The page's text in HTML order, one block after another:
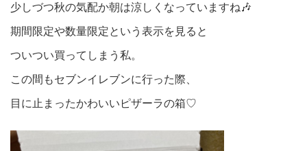
少しづつ秋の気配か朝は涼しくなっていますね🎶
期間限定や数量限定という表示を見ると
ついつい買ってしまう私。
この間もセブンイレブンに行った際、
目に止まったかわいいピザーラの箱♡